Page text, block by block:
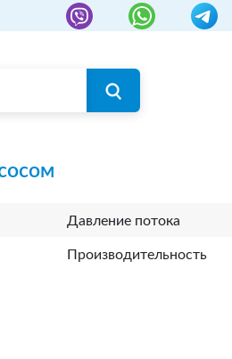
Давление потока
Производительность